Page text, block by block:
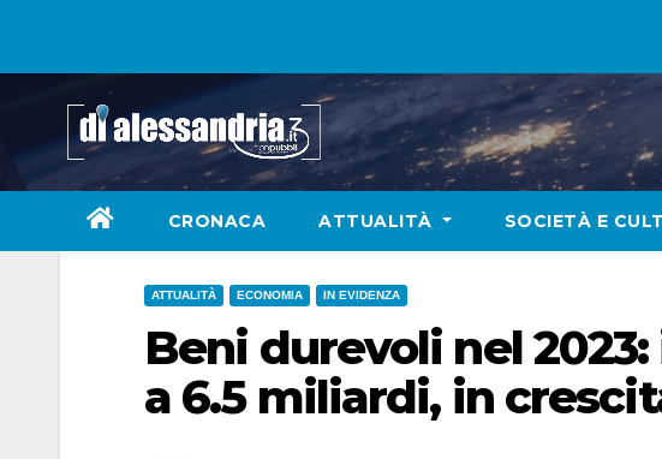
CRONACA ATTUALITÀ SOCIETÀ E
ATTUALITÀ ECONOMIA IN EVIDENZA
Beni durevoli nel
a 6.5 miliardi, in